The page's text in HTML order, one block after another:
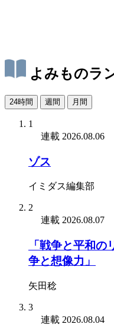
よみものラ
24時間 週間 月間
1
連載 2026.08.06
ゾス
イミダス編集部
2
連載 2026.08.07
「戦争と平和
争と想像力」
矢田稔
3
連載 2026.08.04